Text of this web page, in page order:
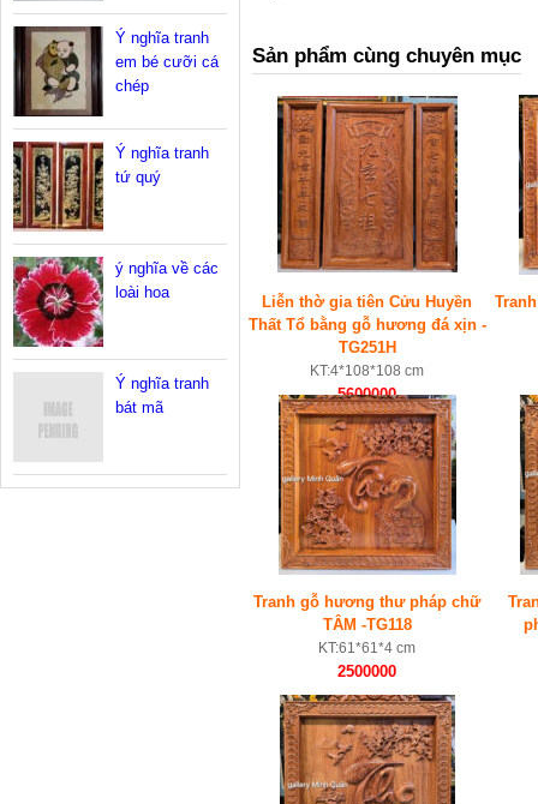
Sản phẩm cùng chuyên mục
Liễn thờ gia tiên Cửu Huyền
Thất Tổ bằng gỗ hương đá xịn -
TG251H
KT:4*108*108 cm
5600000
Tranh gỗ hương thư pháp chữ
TÂM -TG118
KT:61*61*4 cm
2500000
Ý nghĩa tranh
em bé cưỡi cá
chép
Ý nghĩa tranh
tứ quý
ý nghĩa về các
loài hoa
Ý nghĩa tranh
bát mã